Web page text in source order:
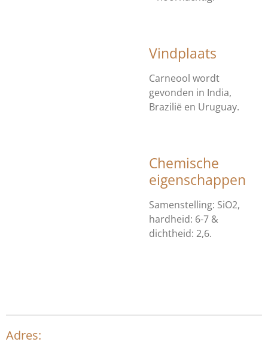
Vindplaats
Carneool wordt
gevonden in India,
Brazilië en Uruguay.
Chemische
eigenschappen
Samenstelling: SiO2,
hardheid: 6-7 &
dichtheid: 2,6.
Adres: